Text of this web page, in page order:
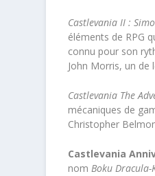
Castlevania II :
éléments de RPG
connu pour son
John Morris, un de
Castlevania The
mécaniques de
Christopher
Castlevania
nomBoku Dracula-